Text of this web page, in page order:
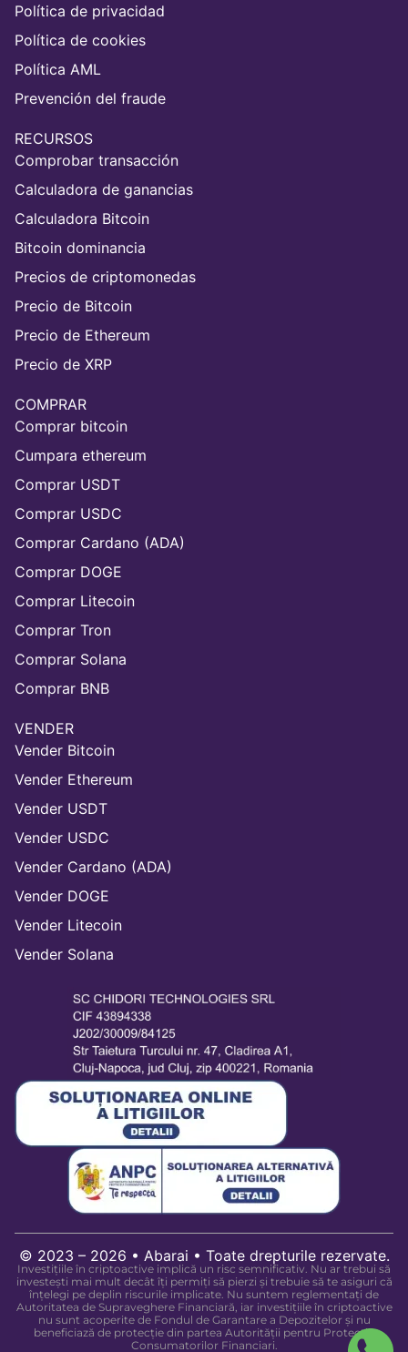
Política de privacidad
Política de cookies
Política AML
Prevención del fraude
RECURSOS
Comprobar transacción
Calculadora de ganancias
Calculadora Bitcoin
Bitcoin dominancia
Precios de criptomonedas
Precio de Bitcoin
Precio de Ethereum
Precio de XRP
COMPRAR
Comprar bitcoin
Cumpara ethereum
Comprar USDT
Comprar USDC
Comprar Cardano (ADA)
Comprar DOGE
Comprar Litecoin
Comprar Tron
Comprar Solana
Comprar BNB
VENDER
Vender Bitcoin
Vender Ethereum
Vender USDT
Vender USDC
Vender Cardano (ADA)
Vender DOGE
Vender Litecoin
Vender Solana
© 2023 – 2026 • Abarai • Toate drepturile rezervate.
Investițiile în criptoactive implică un risc semnificativ. Nu ar trebui să
investești mai mult decât îți permiți să pierzi și trebuie să te asiguri că
înțelegi pe deplin riscurile implicate. Nu suntem reglementați de
Autoritatea de Supraveghere Financiară, iar investițiile în criptoactive
nu sunt acoperite de Fondul de Garantare a Depozitelor și nu
beneficiază de protecție din partea Autorității pentru Protecția
Consumatorilor Financiari.